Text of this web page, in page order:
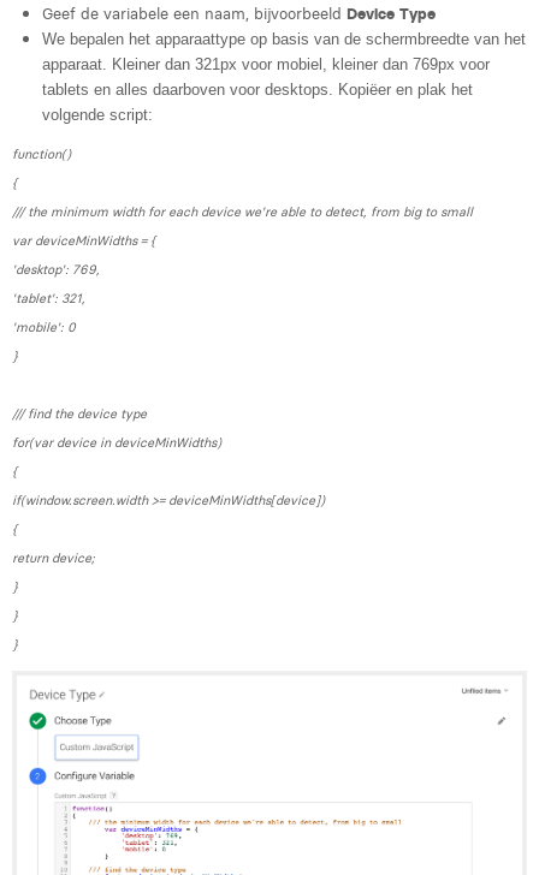
Linda Kraim
Lisa Protin
Lore Fierens
Lotte Vranckx
Louis Nassogne
Lucas Taels
Manon Houppertz
Margaux Snakkers
Mathias Segers
Matthias Langenaeker
Ninon Chevalier
Sebastiaan Reeskamp
Sven Bosschem
Thomas Kurevic
Thomas Riis
Geef de variabele een naam, bijvoorbeeld Device Type
We bepalen het apparaattype op basis van de schermbreedte van het
apparaat. Kleiner dan 321px voor mobiel, kleiner dan 769px voor
tablets en alles daarboven voor desktops. Kopiëer en plak het
volgende script:
function()
{
/// the minimum width for each device we're able to detect, from big to small
var deviceMinWidths = {
'desktop': 769,
'tablet': 321,
'mobile': 0
}
/// find the device type
for(var device in deviceMinWidths)
{
if(window.screen.width >= deviceMinWidths[device])
{
return device;
}
}
}